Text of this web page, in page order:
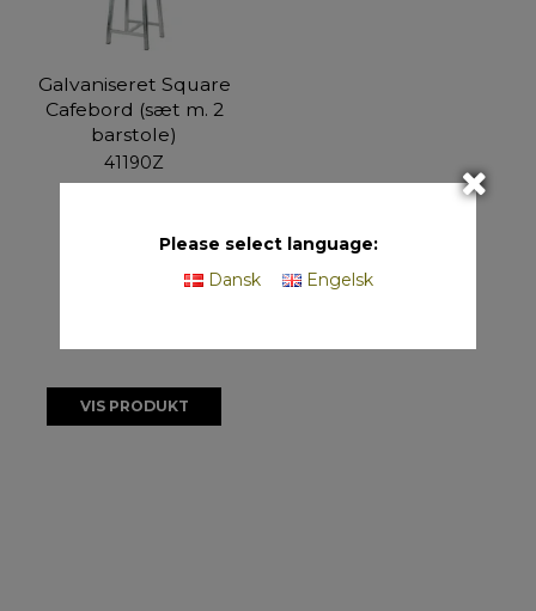
Galvaniseret Square
Cafebord (sæt m. 2
barstole)
41190Z
VIS PRODUKT
Please select language:
Dansk
Engelsk